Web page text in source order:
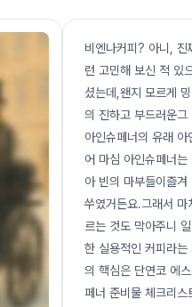
비엔나커피? 아니,
런 고민해 보신 적 있
셨는데,왠지 모르게
의 진하고 부드러운
아인슈페너의 유래
어 마심 아인슈페너
아 빈의 마부들이즐
쑤였거든요.그래서
르는 것도 막아주니
한 실용적인 커피라는
의 핵심은 단연코 에
페너 준비물 체크리